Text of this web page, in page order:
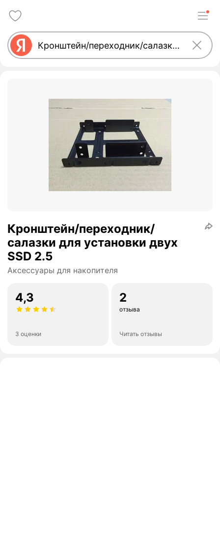
Кронштейн/переходник/
салазки для установки двух
SSD 2.5
Аксессуары для накопителя
4,3
3 оценки
2
отзыва
Читать отзывы